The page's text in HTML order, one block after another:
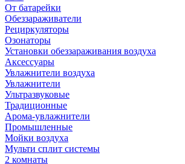
От батарейки
Обеззараживатели
Рециркуляторы
Озонаторы
Установки обеззараживания воздуха
Аксессуары
Увлажнители воздуха
Увлажнители
Ультразвуковые
Традиционные
Арома-увлажнители
Промышленные
Мойки воздуха
Мульти сплит системы
2 комнаты